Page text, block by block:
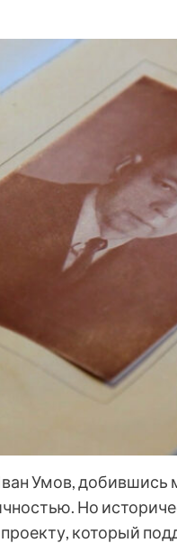
Умов, добившись
Но
который